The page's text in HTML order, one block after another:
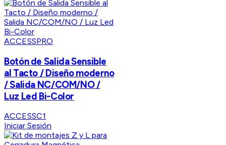
ACCESSPRO
Botón de Salida Sensible
al Tacto / Diseño moderno
/ Salida NC/COM/NO /
Luz Led Bi-Color
ACCESSC1
Iniciar Sesión